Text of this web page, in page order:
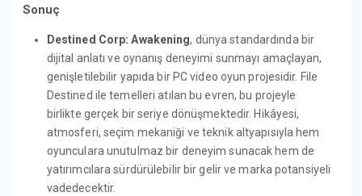
Sonuç
Destined Corp: Awakening, dünya standardında bir
dijital anlatı ve oynanış deneyimi sunmayı amaçlayan,
genişletilebilir yapıda bir PC video oyun projesidir. File
Destined ile temelleri atılan bu evren, bu projeyle
birlikte gerçek bir seriye dönüşmektedir. Hikâyesi,
atmosferi, seçim mekaniği ve teknik altyapısıyla hem
oyunculara unutulmaz bir deneyim sunacak hem de
yatırımcılara sürdürülebilir bir gelir ve marka potansiyeli
vadedecektir.